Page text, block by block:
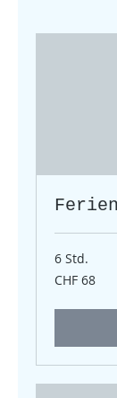
6 Std.
68
Schweizer
CHF 68